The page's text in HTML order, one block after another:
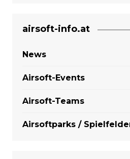
airsoft-info.at
News
Airsoft-Events
Airsoft-Teams
Airsoftparks /